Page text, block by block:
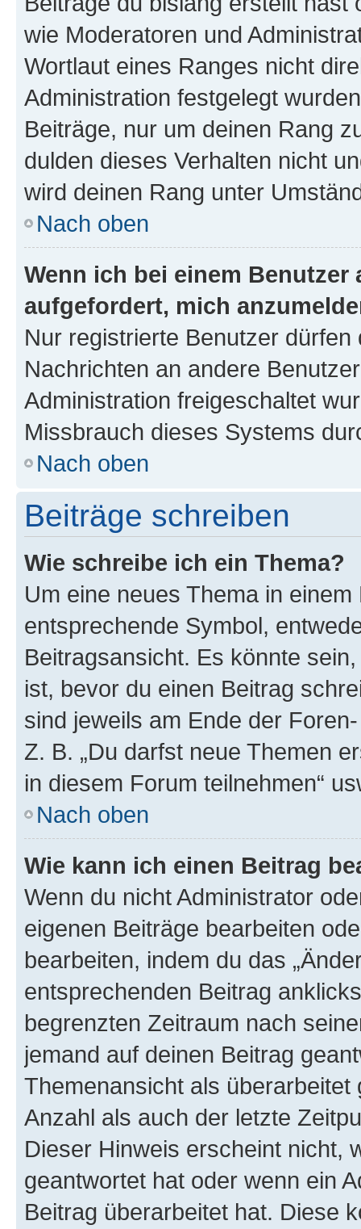
wie Moderatoren und
Wortlaut eines Ranges nicht
Administration festgelegt
Beiträge, nur um deinen Rang
dulden dieses Verhalten nicht
wird deinen Rang unter
Nach oben
Wenn ich bei einem
aufgefordert, mich
Nur registrierte Benutzer
Nachrichten an andere
Administration freigeschaltet
Missbrauch dieses Systems
Nach oben
Beiträge schreiben
Wie schreibe ich ein Thema?
Um eine neues Thema in
entsprechende Symbol,
Beitragsansicht. Es könnte
ist, bevor du einen Beitrag
sind jeweils am Ende der
Z. B. „Du darfst neue Themen
in diesem Forum teilnehmen“
Nach oben
Wie kann ich einen Beitrag
Wenn du nicht Administrator
eigenen Beiträge bearbeiten
bearbeiten, indem du das
entsprechenden Beitrag
begrenzten Zeitraum nach
jemand auf deinen Beitrag
Themenansicht als
Anzahl als auch der letzte
Dieser Hinweis erscheint nicht,
geantwortet hat oder wenn ein
Beitrag überarbeitet hat. Diese